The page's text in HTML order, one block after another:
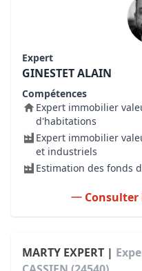
Expert
GINESTET ALAIN
Compétences
Expert immobilier
d'habitations
Expert immobilier
et industriels
Estimation des fonds
Consulter
MARTY EXPERT |